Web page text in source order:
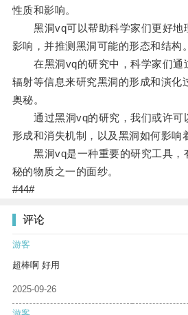
性质和影响。
黑洞vq可以帮助科学家们更好地
影响，并推测黑洞可能的形态和结构。
在黑洞vq的研究中，科学家们通
辐射等信息来研究黑洞的形成和演化
奥秘。
通过黑洞vq的研究，我们或许可
形成和消失机制，以及黑洞如何影响
黑洞vq是一种重要的研究工具，
秘的物质之一的面纱。
#44#
评论
游客
超棒啊 好用
2025-09-26